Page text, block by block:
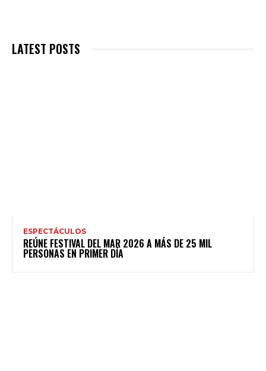
LATEST POSTS
ESPECTÁCULOS
REÚNE FESTIVAL DEL MAR 2026 A MÁS DE 25 MIL
PERSONAS EN PRIMER DÍA